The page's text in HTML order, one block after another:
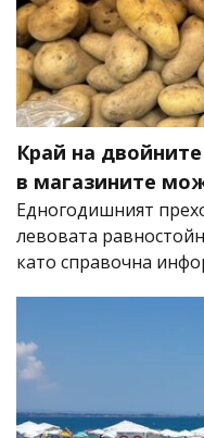
Край на
в магазините
Едногодишният
левовата
като справочна